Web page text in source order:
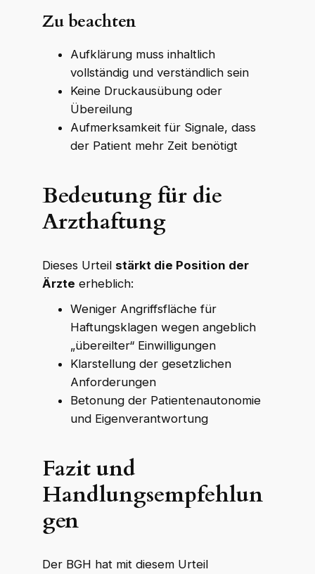
Zu beachten
Aufklärung muss inhaltlich
vollständig und verständlich sein
Keine Druckausübung oder
Übereilung
Aufmerksamkeit für Signale, dass
der Patient mehr Zeit benötigt
Bedeutung für die
Arzthaftung
Dieses Urteil stärkt die Position der
Ärzte erheblich:
Weniger Angriffsfläche für
Haftungsklagen wegen angeblich
„übereilter“ Einwilligungen
Klarstellung der gesetzlichen
Anforderungen
Betonung der Patientenautonomie
und Eigenverantwortung
Fazit und
Handlungsempfehlun
gen
Der BGH hat mit diesem Urteil